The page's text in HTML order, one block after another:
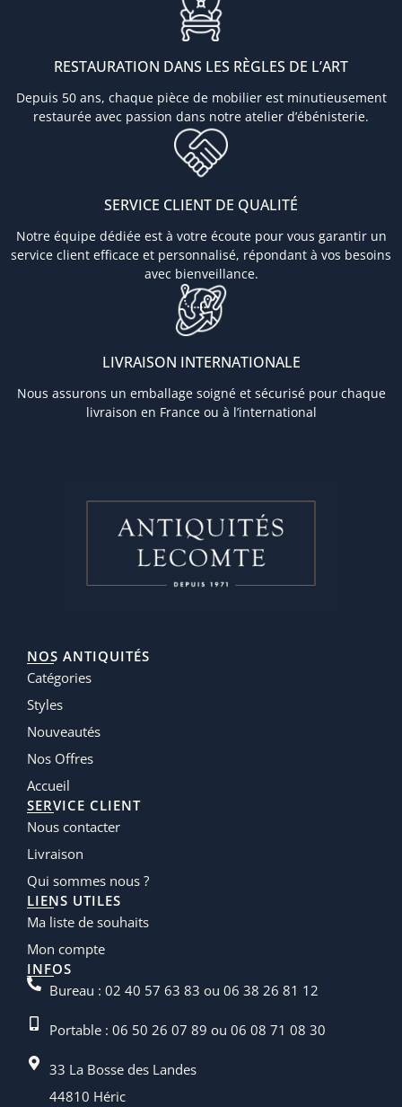
RESTAURATION DANS LES RÈGLES DE L’ART
Depuis 50 ans, chaque pièce de mobilier est minutieusement
restaurée avec passion dans notre atelier d’ébénisterie.
SERVICE CLIENT DE QUALITÉ
Notre équipe dédiée est à votre écoute pour vous garantir un
service client efficace et personnalisé, répondant à vos besoins
avec bienveillance.
LIVRAISON INTERNATIONALE
Nous assurons un emballage soigné et sécurisé pour chaque
livraison en France ou à l’international
NOS ANTIQUITÉS
Catégories
Styles
Nouveautés
Nos Offres
Accueil
SERVICE CLIENT
Nous contacter
Livraison
Qui sommes nous ?
LIENS UTILES
Ma liste de souhaits
Mon compte
INFOS
Bureau : 02 40 57 63 83 ou 06 38 26 81 12
Portable : 06 50 26 07 89 ou 06 08 71 08 30
33 La Bosse des Landes
44810 Héric